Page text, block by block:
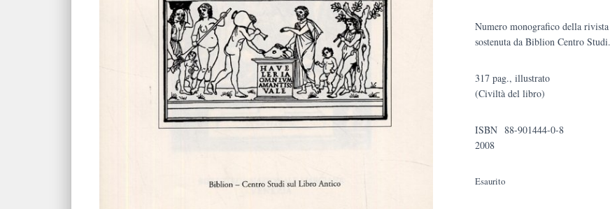
Numero monografico della
sostenuta da Biblion Centro Studi.
317 pag., illustrato
(Civiltà del libro)
ISBN 88-901444-0-8
2008
Esaurito